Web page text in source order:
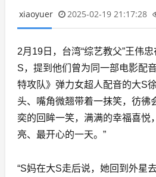
xiaoyuer 2025-02-19 21:17:28
2月19日，台湾“综艺教父”王伟
S，提到他们曾为同一部电影配
特攻队》弹力女超人配音的大S
头、嘴角微翘带着一抹笑，彷彿
奕的回眸一笑，满满的幸福喜悦
亮、最开心的一天。”
“S妈在大S走后说，她回到外星